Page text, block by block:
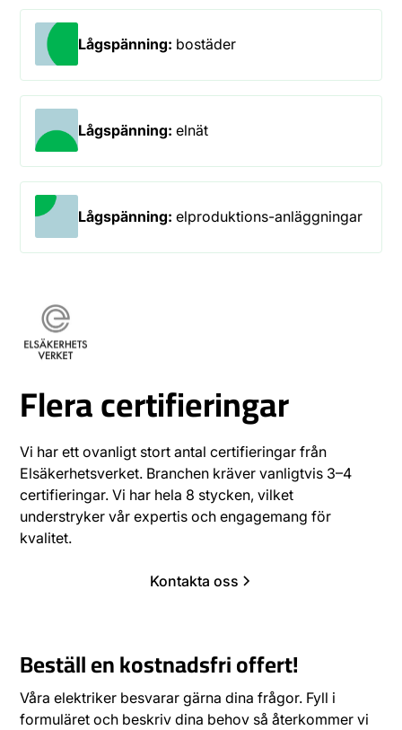
Lågspänning: bostäder
Lågspänning: elnät
Lågspänning: elproduktions-anläggningar
Flera certifieringar
Vi har ett ovanligt stort antal certifieringar från
Elsäkerhetsverket. Branchen kräver vanligtvis 3–4
certifieringar. Vi har hela 8 stycken, vilket
understryker vår expertis och engagemang för
kvalitet.
Kontakta oss
Beställ en kostnadsfri offert!
Våra elektriker besvarar gärna dina frågor. Fyll i
formuläret och beskriv dina behov så återkommer vi